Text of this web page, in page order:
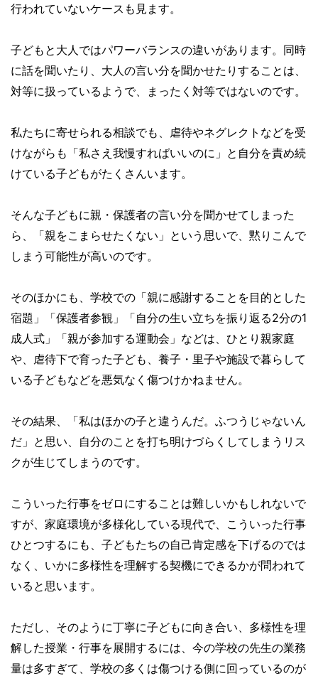
行われていないケースも見ます。
子どもと大人ではパワーバランスの違いがあります。同時
に話を聞いたり、大人の言い分を聞かせたりすることは、
対等に扱っているようで、まったく対等ではないのです。
私たちに寄せられる相談でも、虐待やネグレクトなどを受
けながらも「私さえ我慢すればいいのに」と自分を責め続
けている子どもがたくさんいます。
そんな子どもに親・保護者の言い分を聞かせてしまった
ら、「親をこまらせたくない」という思いで、黙りこんで
しまう可能性が高いのです。
そのほかにも、学校での「親に感謝することを目的とした
宿題」「保護者参観」「自分の生い立ちを振り返る2分の1
成人式」「親が参加する運動会」などは、ひとり親家庭
や、虐待下で育った子ども、養子・里子や施設で暮らして
いる子どもなどを悪気なく傷つけかねません。
その結果、「私はほかの子と違うんだ。ふつうじゃないん
だ」と思い、自分のことを打ち明けづらくしてしまうリス
クが生じてしまうのです。
こういった行事をゼロにすることは難しいかもしれないで
すが、家庭環境が多様化している現代で、こういった行事
ひとつするにも、子どもたちの自己肯定感を下げるのでは
なく、いかに多様性を理解する契機にできるかが問われて
いると思います。
ただし、そのように丁寧に子どもに向き合い、多様性を理
解した授業・行事を展開するには、今の学校の先生の業務
量は多すぎて、学校の多くは傷つける側に回っているのが